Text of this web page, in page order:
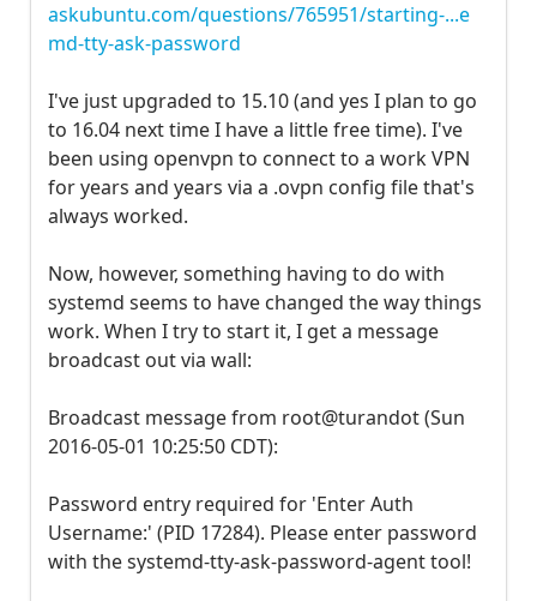
askubuntu.com/questions/765951/starting-...e
md-tty-ask-password
I've just upgraded to 15.10 (and yes I plan to go
to 16.04 next time I have a little free time). I've
been using openvpn to connect to a work VPN
for years and years via a .ovpn config file that's
always worked.
Now, however, something having to do with
systemd seems to have changed the way things
work. When I try to start it, I get a message
broadcast out via wall:
Broadcast message from root@turandot (Sun
2016-05-01 10:25:50 CDT):
Password entry required for 'Enter Auth
Username:' (PID 17284). Please enter password
with the systemd-tty-ask-password-agent tool!